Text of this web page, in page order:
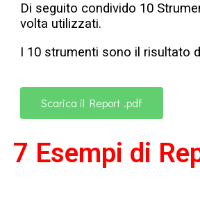
Di seguito condivido 10
volta utilizzati.
I 10 strumenti sono il risultato
Scarica il Report .pdf
7 Esempi di